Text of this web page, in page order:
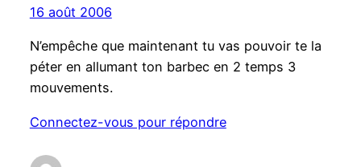
16 août 2006
N’empêche que maintenant tu vas pouvoir te la
péter en allumant ton barbec en 2 temps 3
mouvements.
Connectez-vous pour répondre